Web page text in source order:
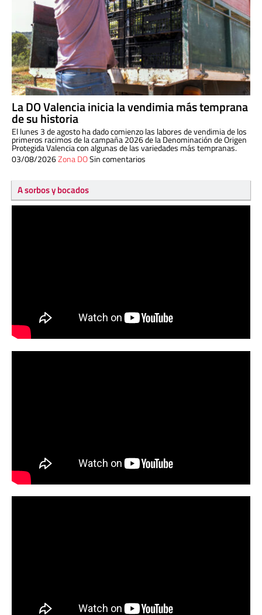
La DO Valencia inicia la vendimia más temprana
de su historia
El lunes 3 de agosto ha dado comienzo las labores de vendimia de los
primeros racimos de la campaña 2026 de la Denominación de Origen
Protegida Valencia con algunas de las variedades más tempranas.
03/08/2026Zona DOSin comentarios
A sorbos y bocados